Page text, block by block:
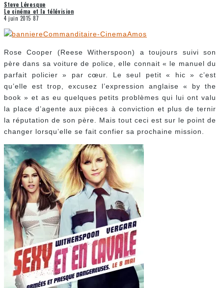
Steve Lévesque
Le cinéma et la télévision
4 juin 2015 87
Rose Cooper (Reese Witherspoon) a toujours suivi son
père dans sa voiture de police, elle connait « le manuel du
parfait policier » par cœur. Le seul petit « hic » c’est
qu’elle est trop, excusez l’expression anglaise « by the
book » et as eu quelques petits problèmes qui lui ont valu
la place d’agente aux pièces à conviction et plus de ternir
la réputation de son père. Mais tout ceci est sur le point de
changer lorsqu’elle se fait confier sa prochaine mission.